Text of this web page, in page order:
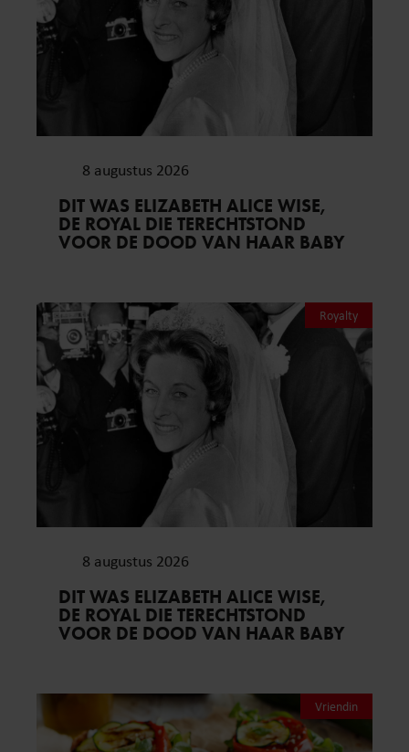
8 augustus 2026
DIT WAS ELIZABETH ALICE WISE,
DE ROYAL DIE TERECHTSTOND
VOOR DE DOOD VAN HAAR BABY
Royalty
8 augustus 2026
DIT WAS ELIZABETH ALICE WISE,
DE ROYAL DIE TERECHTSTOND
VOOR DE DOOD VAN HAAR BABY
Vriendin